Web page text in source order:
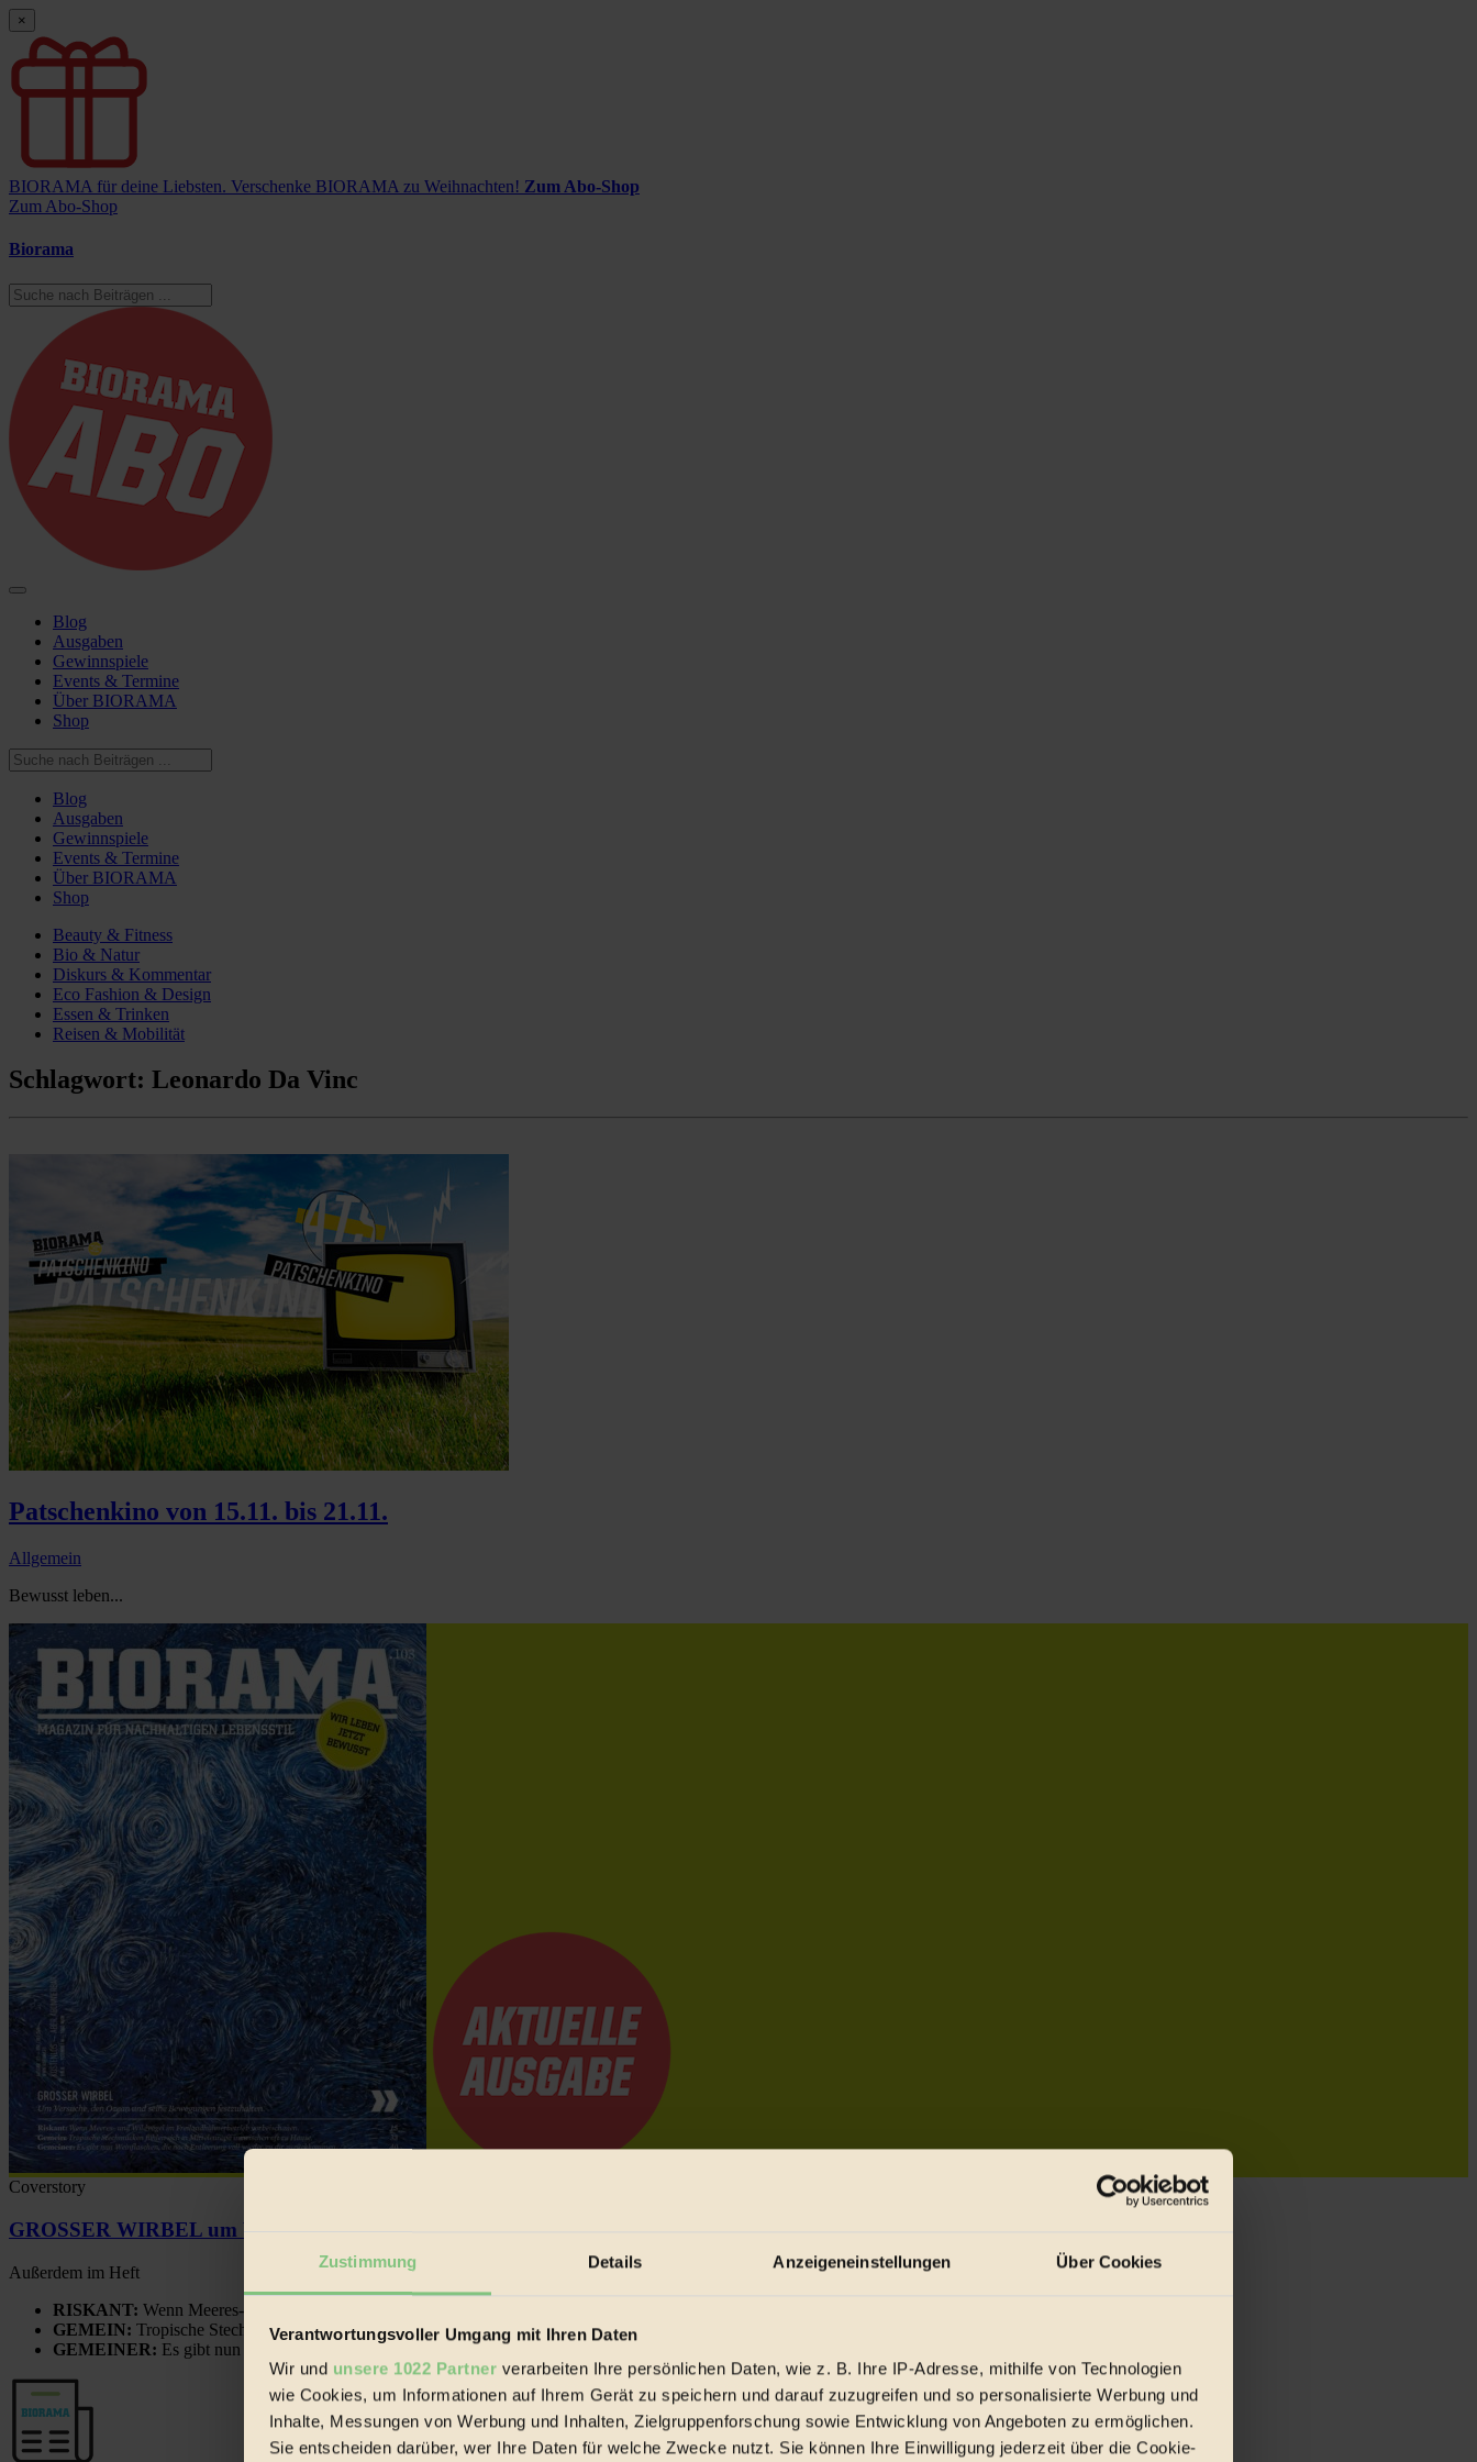
Zustimmung Details Anzeigeneinstellungen Über Cookies
Verantwortungsvoller Umgang mit Ihren Daten
Wir und unsere 1022 Partner verarbeiten Ihre persönlichen Daten, wie z. B. Ihre IP-Adresse, mithilfe von Technologien
wie Cookies, um Informationen auf Ihrem Gerät zu speichern und darauf zuzugreifen und so personalisierte Werbung und
Inhalte, Messungen von Werbung und Inhalten, Zielgruppenforschung sowie Entwicklung von Angeboten zu ermöglichen.
Sie entscheiden darüber, wer Ihre Daten für welche Zwecke nutzt. Sie können Ihre Einwilligung jederzeit über die Cookie-
×
BIORAMA für deine Liebsten. Verschenke BIORAMA zu Weihnachten! Zum Abo-Shop
Zum Abo-Shop
Biorama
Blog
Ausgaben
Gewinnspiele
Events & Termine
Über BIORAMA
Shop
Blog
Ausgaben
Gewinnspiele
Events & Termine
Über BIORAMA
Shop
Beauty & Fitness
Bio & Natur
Diskurs & Kommentar
Eco Fashion & Design
Essen & Trinken
Reisen & Mobilität
Schlagwort: Leonardo Da Vinc
Patschenkino von 15.11. bis 21.11.
Allgemein
Bewusst leben...
Coverstory
GROSSER WIRBEL um Versuche, den Ozean und seine Bewegungen festzuhalten.
Außerdem im Heft
RISKANT: Wenn Meeres- und Wildvögel im Freilandhühnerbetrieb vorbeischauen.
GEMEIN: Tropische Stechmücken fühlen sich in Mitteleuropa inziwschen oft zu Hause.
GEMEINER: Es gibt nun Weinflaschen, die nach Entleerung voll wieder zu dir zurückkommen.